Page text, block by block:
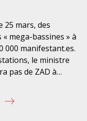
25 mars, des
mega-bassines » à
000 manifestant.es.
le ministre
pas de ZAD à
pour